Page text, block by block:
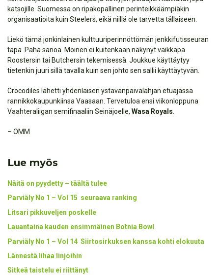
katsojille. Suomessa on ripakopallinen perinteikkäämpiäkin
organisaatioita kuin Steelers, eikä niillä ole tarvetta tällaiseen.
Liekö tämä jonkinlainen kulttuuriperinnöttömän jenkkifutisseuran
tapa. Paha sanoa. Moinen ei kuitenkaan näkynyt vaikkapa
Roostersin tai Butchersin tekemisessä. Joukkue käyttäytyy
tietenkin juuri sillä tavalla kuin sen johto sen sallii käyttäytyvän.
Crocodiles lähetti yhdenlaisen ystävänpäivälahjan etuajassa
rannikkokaupunkiinsa Vaasaan. Tervetuloa ensi viikonloppuna
Vaahteraliigan semifinaaliin Seinäjoelle, Wasa Royals
– OMM
Lue myös
Näitä on pyydetty – täältä tulee
Parviäly No 1 – Vol 15 seuraava ranking
Litsari pikkuveljen poskelle
Lauantaina kauden ensimmäinen Botnia Bowl
Parviäly No 1 – Vol 14 Siirtosirkuksen kanssa kohti elokuuta
Lännestä lihaa linjoihin
Sitkeä taistelu ei riittänyt